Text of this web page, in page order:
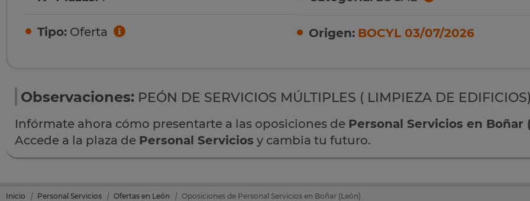
Tipo: Oferta Origen: BOCYL 03/07/2026
Observaciones: PEÓN DE SERVICIOS MÚLTIPLES ( LIMPIEZA DE
Infórmate ahora cómo presentarte a las oposiciones de Personal Servicios en Boñar
Accede a la plaza de Personal Servicios y cambia tu futuro.
Inicio Personal Servicios Ofertas en León Oposiciones de Personal Servicios en Boñar (León)